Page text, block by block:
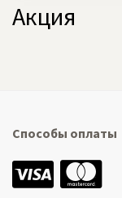
Акция
Способы оплаты